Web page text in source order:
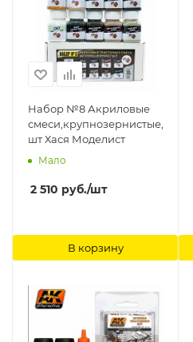
Набор №8 Акриловые
смеси,крупнозернистые,10
шт Хася Моделист
Мало
2 510 руб./шт
В корзину